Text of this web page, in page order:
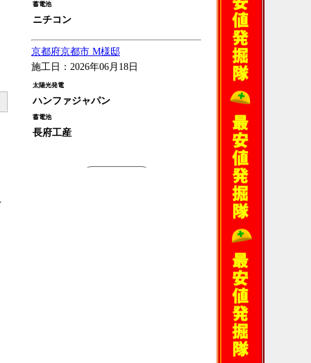
蓄電池
ニチコン
京都府京都市 M様邸
施工日：2026年06月18日
太陽光発電
ハンファジャパン
蓄電池
長府工産